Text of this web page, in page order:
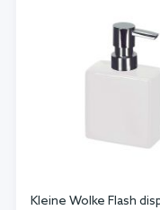
Kleine Wolke Flash